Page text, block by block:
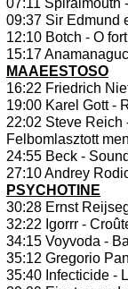
09:37 Sir Edmund
12:10 Botch - O
15:17
MAAEESTOSO
16:22 Friedrich
19:00 Karel Gott -
22:02 Steve Reich
Felbomlasztott
24:55 Beck -
27:10 Andrey
PSYCHOTINE
30:28 Ernst
32:22 Igorrr -
34:15 Voyvoda -
35:12 Gregorio
35:40 Infecticide -